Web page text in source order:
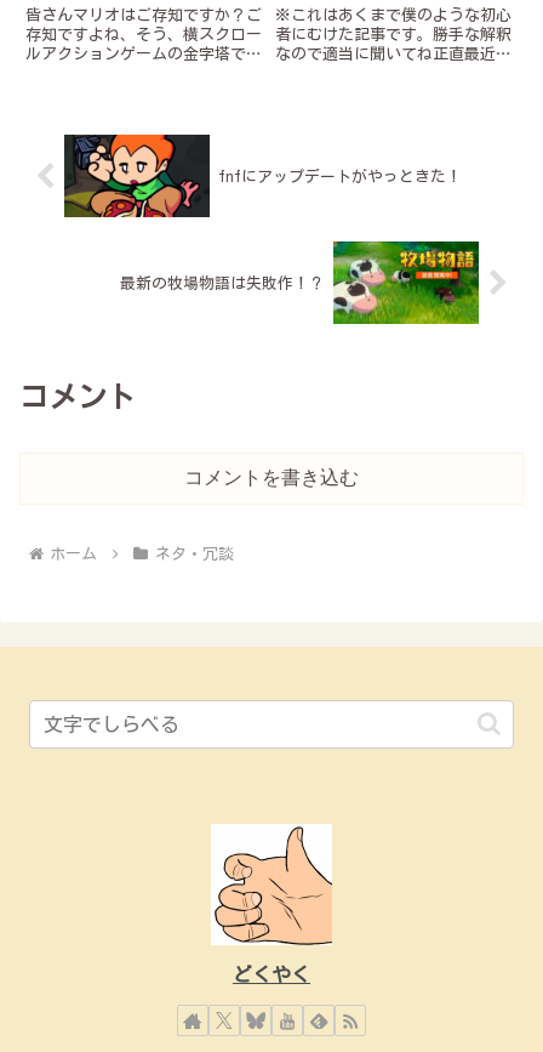
皆さんマリオはご存知ですか？ご
存知ですよね、そう、横スクロー
ルアクションゲームの金字塔で
マー達の肩身が狭くなっています
そんな方々を救う為、横スクロー
ルアクションゲームの魅力を語り
ます。
※これはあくまで僕のような初心
者にむけた記事です。勝手な解釈
なので適当に聞いてね正直最近
ん...
fnfにアップデートがやっときた！
最新の牧場物語は失敗作！？
コメント
コメントを書き込む
ホーム ネタ・冗談
どくやく